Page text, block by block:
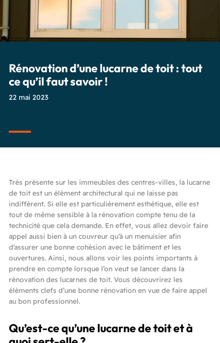
Rénovation d’une lucarne de toit : tout
ce qu’il faut savoir !
22 mai 2023
Très présente sur les immeubles des centres-villes, la lucarne
de toit est un élément architectural qui ne laisse pas
indifférent. Si elle est particulièrement esthétique, elle est
tout de même sensible à la rénovation compte tenu de la
technicité que cela demande. En effet, vous allez devoir faire
appel aussi bien à un couvreur qu’à un menuisier afin
d’assurer une bonne cohésion avec le bâtiment et les
ouvertures. Ainsi, nous allons voir les points importants à
prendre en compte lorsque l’on veut se lancer dans la
rénovation des lucarnes de toit. Vous découvrirez les
éléments clefs d’une bonne rénovation en vue de faire appel
au bon professionnel.
Qu’est-ce qu’une lucarne de toit et à